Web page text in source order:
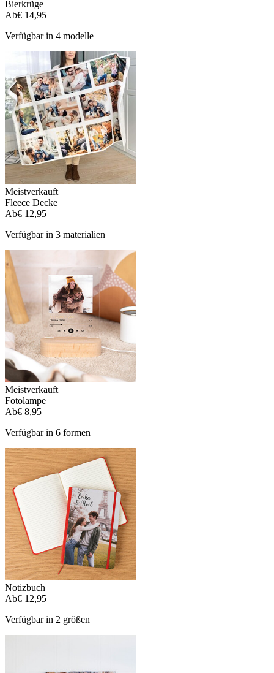
Bierkrüge
Ab€ 14,95
Verfügbar in 4 modelle
Meistverkauft
Fleece Decke
Ab€ 12,95
Verfügbar in 3 materialien
Meistverkauft
Fotolampe
Ab€ 8,95
Verfügbar in 6 formen
Notizbuch
Ab€ 12,95
Verfügbar in 2 größen